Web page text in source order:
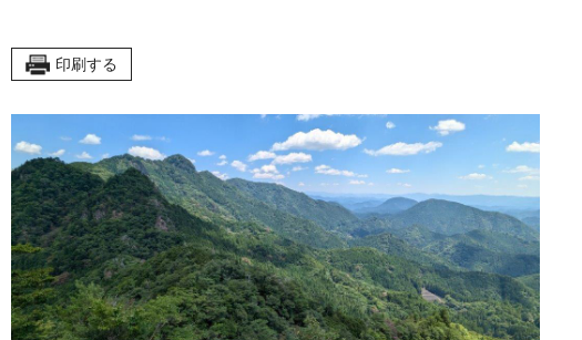
印刷する